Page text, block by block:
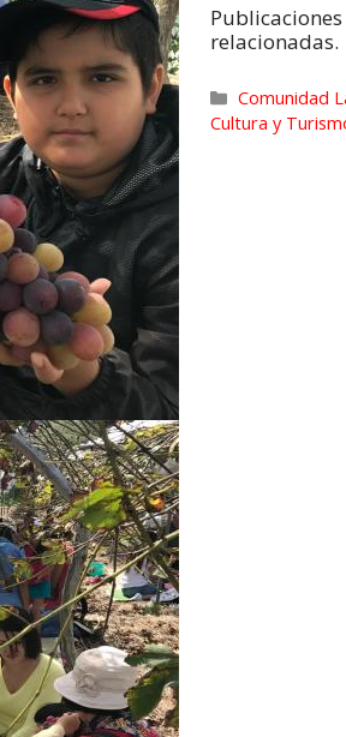
Publicaciones
relacionadas.
Comunidad
Cultura y